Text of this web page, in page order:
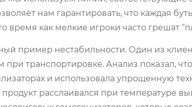
нам гарантировать, что каждая
время как мелкие игроки часто грешат
пример нестабильности. Один из
при транспортировке. Анализ показал,
и использовала упрощенную
расслаивался при температуре